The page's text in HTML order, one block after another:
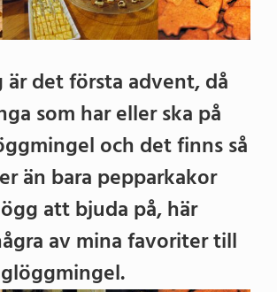
är det första advent, då
som har eller ska på
och det finns så
än bara pepparkakor
att bjuda på, här
av mina favoriter till